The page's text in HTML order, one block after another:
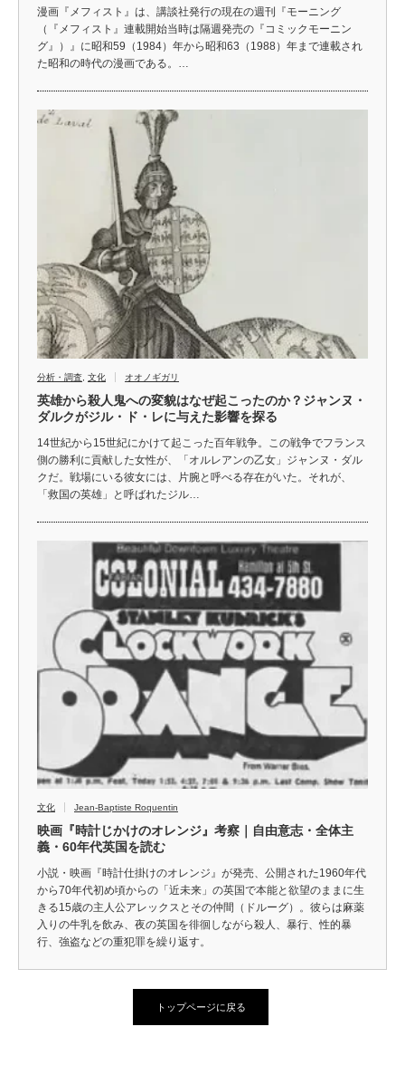
漫画『メフィスト』は、講談社発行の現在の週刊『モーニング
（『メフィスト』連載開始当時は隔週発売の『コミックモーニン
グ』）』に昭和59（1984）年から昭和63（1988）年まで連載され
た昭和の時代の漫画である。…
分析・調査 文化 オオノギガリ
英雄から殺人鬼への変貌はなぜ起こったのか？ジャンヌ・
ダルクがジル・ド・レに与えた影響を探る
14世紀から15世紀にかけて起こった百年戦争。この戦争でフランス
側の勝利に貢献した女性が、「オルレアンの乙女」ジャンヌ・ダル
クだ。戦場にいる彼女には、片腕と呼べる存在がいた。それが、
「救国の英雄」と呼ばれたジル…
文化 Jean-Baptiste Roquentin
映画『時計じかけのオレンジ』考察｜自由意志・全体主
義・60年代英国を読む
小説・映画『時計仕掛けのオレンジ』が発売、公開された1960年代
から70年代初め頃からの「近未来」の英国で本能と欲望のままに生
きる15歳の主人公アレックスとその仲間（ドルーグ）。彼らは麻薬
入りの牛乳を飲み、夜の英国を徘徊しながら殺人、暴行、性的暴
行、強盗などの重犯罪を繰り返す。
トップページに戻る